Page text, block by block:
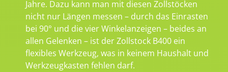
Jahre. Dazu kann man mit diesen Zollstöcken
nicht nur Längen messen – durch das Einrasten
bei 90° und die vier Winkelanzeigen – beides an
allen Gelenken – ist der Zollstock B400 ein
flexibles Werkzeug, was in keinem Haushalt und
Werkzeugkasten fehlen darf.